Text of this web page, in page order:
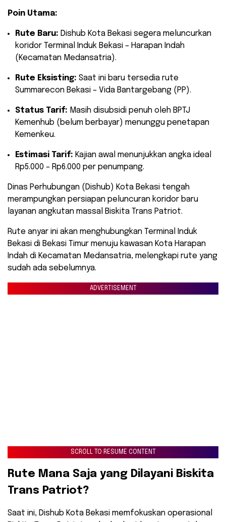
Poin Utama:
Rute Baru: Dishub Kota Bekasi segera meluncurkan
koridor Terminal Induk Bekasi – Harapan Indah
(Kecamatan Medansatria).
Rute Eksisting: Saat ini baru tersedia rute
Summarecon Bekasi – Vida Bantargebang (PP).
Status Tarif: Masih disubsidi penuh oleh BPTJ
Kemenhub (belum berbayar) menunggu penetapan
Kemenkeu.
Estimasi Tarif: Kajian awal menunjukkan angka ideal
Rp5.000 – Rp6.000 per penumpang.
​Dinas Perhubungan (Dishub) Kota Bekasi tengah
merampungkan persiapan peluncuran koridor baru
layanan angkutan massal Biskita Trans Patriot.
Rute anyar ini akan menghubungkan Terminal Induk
Bekasi di Bekasi Timur menuju kawasan Kota Harapan
Indah di Kecamatan Medansatria, melengkapi rute yang
sudah ada sebelumnya.
ADVERTISEMENT
SCROLL TO RESUME CONTENT
​Rute Mana Saja yang Dilayani Biskita
Trans Patriot?
​Saat ini, Dishub Kota Bekasi memfokuskan operasional